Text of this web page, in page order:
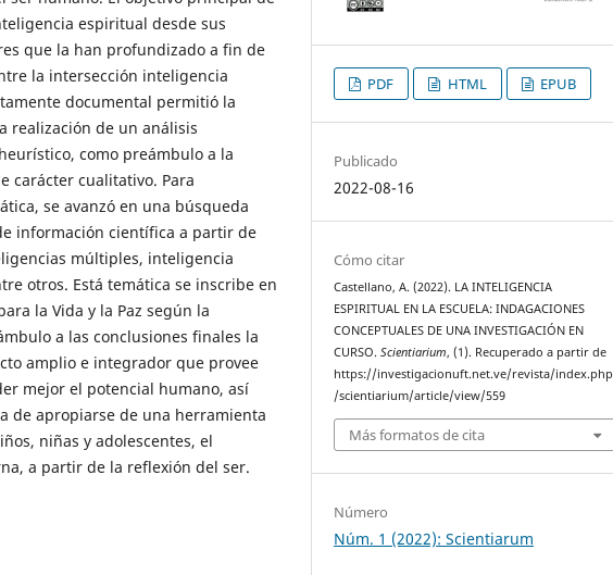
espiritual desde sus
que la han profundizado a fin de
la intersección inteligencia
documental permitió la
realización de un análisis
como preámbulo a la
carácter cualitativo. Para
se avanzó en una búsqueda
información científica a partir de
múltiples, inteligencia
otros. Está temática se inscribe en
la Vida y la Paz según la
a las conclusiones finales la
amplio e integrador que provee
mejor el potencial humano, así
de apropiarse de una herramienta
niñas y adolescentes, el
a partir de la reflexión del ser.
PDF HTML EPUB
Publicado
2022-08-16
Cómo citar
Castellano, A. (2022). LA INTELIGENCIA
ESPIRITUAL EN LA ESCUELA: INDAGACIONES
CONCEPTUALES DE UNA INVESTIGACIÓN EN
CURSO.Scientiarium, (1). Recuperado a partir de
https://investigacionuft.net.ve/revista/index.php
/scientiarium/article/view/559
Más formatos de cita
Número
Núm. 1 (2022): Scientiarum